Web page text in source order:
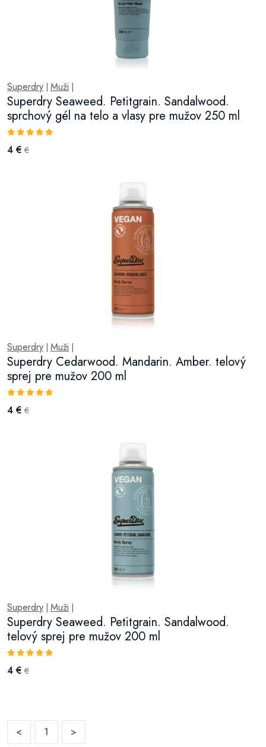
Superdry Muži
Superdry Seaweed. Petitgrain. Sandalwood.
sprchový gél na telo a vlasy pre mužov 250 ml
4 € €
Superdry Muži
Superdry Cedarwood. Mandarin. Amber. telový
sprej pre mužov 200 ml
4 € €
Superdry Muži
Superdry Seaweed. Petitgrain. Sandalwood.
telový sprej pre mužov 200 ml
4 € €
< 1 >